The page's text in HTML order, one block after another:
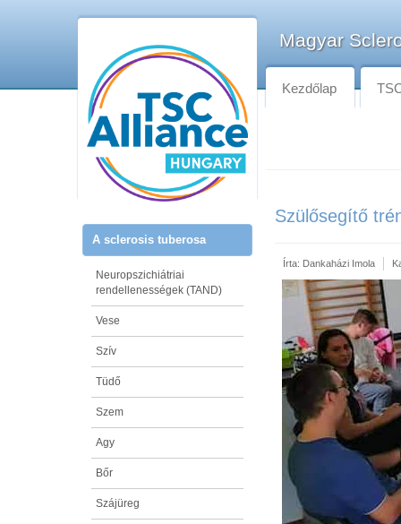
A sclerosis tuberosa
Neuropszichiátriai
rendellenességek (TAND)
Vese
Szív
Tüdő
Szem
Agy
Bőr
Szájüreg
Magyar
Kezdőlap
Szülősegítő
Írta: Dankaházi Imola